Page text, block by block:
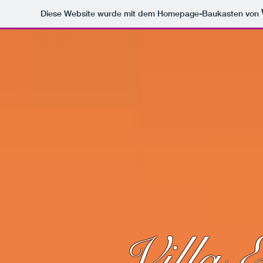
Diese Website wurde mit dem Homepage-Baukasten von